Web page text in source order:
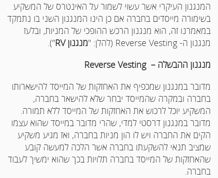
המנגנון העיקרי אשר עשוי לשמור על האינטרס של המשקיע
בשימורה מייסדים בחברה אם כן הינו המנגנון השני בו נתמקד
במאמרנו זה, הוא מנגנון הרכש ההופכי של המניות, ובלעז
מנגנון ה- Reverse Vesting (להלן: "
מנגנוןRV
").
מנגנון ההבשלה –Reverse Vesting
מדובר במנגנון שמכפיף את האחזקות של המייסד להישארותו
בחברה ובמקרה שהמייסד יבחר שלא להישאר בחברה,
המשקיע יוכל לרכוש את האחזקות של המייסד ללא תמורה.
מדובר במנגנון דרסטי למדי, שהרי מדובר במייסד שהוא עצמו
הקים את החברה ויש לו הון מניות בחברה, ואז מגיע משקיע
שמציב תנאי להשקעתו בחברה אשר הלכה למעשה קובע
שהאחזקות של המייסד בחברה תלויות בכך שהוא ימשיך לעבוד
בחברה.